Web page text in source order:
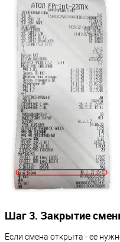
Шаг 3. Закрытие
Если смена открыта - ее